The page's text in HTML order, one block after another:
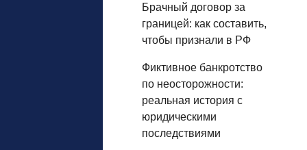
Брачный договор за
границей: как составить,
чтобы признали в РФ
Фиктивное банкротство
по неосторожности:
реальная история с
юридическими
последствиями